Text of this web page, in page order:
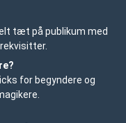
tæt på publikum med
for begyndere og